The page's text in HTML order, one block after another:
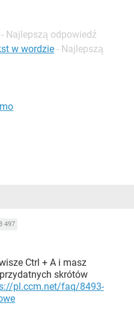
- Najlepszą odpowiedź
w wordzie - Najlepszą
497
Ctrl + A i masz
skrótów
pl.ccm.net/faq/8493-